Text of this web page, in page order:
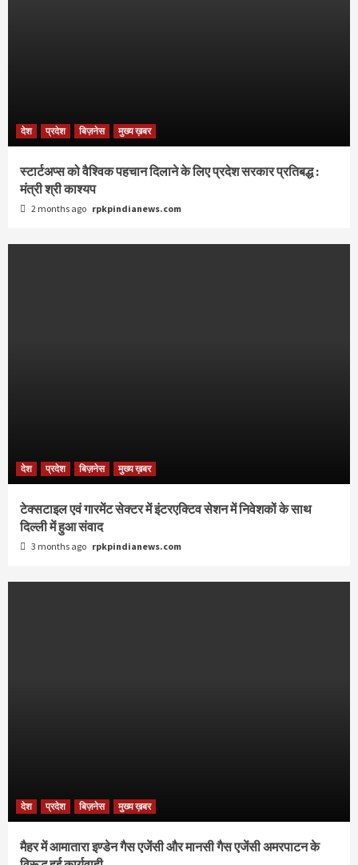
देश प्रदेश बिज़नेस मुख्य ख़बर
स्टार्टअप्स को वैश्विक पहचान दिलाने के लिए प्रदेश सरकार प्रतिबद्ध :
मंत्री श्री काश्यप
2 months ago rpkpindianews.com
देश प्रदेश बिज़नेस मुख्य ख़बर
टेक्सटाइल एवं गारमेंट सेक्टर में इंटरएक्टिव सेशन में निवेशकों के साथ
दिल्ली में हुआ संवाद
3 months ago rpkpindianews.com
देश प्रदेश बिज़नेस मुख्य ख़बर
मैहर में आमातारा इण्डेन गैस एजेंसी और मानसी गैस एजेंसी अमरपाटन के